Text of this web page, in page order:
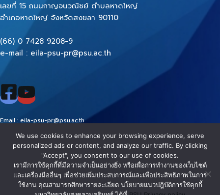
เลขที่ 15 ถนนกาญจนวณิชย์ ตำบลหาดใหญ่
อำเภอหาดใหญ่ จังหวัดสงขลา 90110
(66) 0 7428 9208-9
e-mail : eila-psu-pr@psu.ac.th
Email : eila-psu-pr@psu.ac.th
Youtube :https://www.youtube.com/EILAPSU
EILA PSU
- © All
Right
นโยบาย
คุกกี้
นโยบาย
คุ้มครอง
ข้อมูล
นโยบายการ
รักษาความ
มั่นคง
นโยบายเว็บไซต์
ของสำนักการ
ศึกษาและ
We use cookies to enhance your browsing experience, serve
personalized ads or content, and analyze our traffic. By clicking
"Accept", you consent to our use of cookies.
เรามีการใช้คุกกี้ที่มีความจำเป็นอย่างยิ่ง หรือเพื่อการทำงานของเว็บไซต์
และเครื่องมืออื่นๆ เพื่อช่วยเพิ่มประสบการณ์และเพื่อประสิทธิภาพในการ
ใช้งาน คุณสามารถศึกษารายละเอียด นโยบายแนวปฎิบัติการใช้คุกกี้